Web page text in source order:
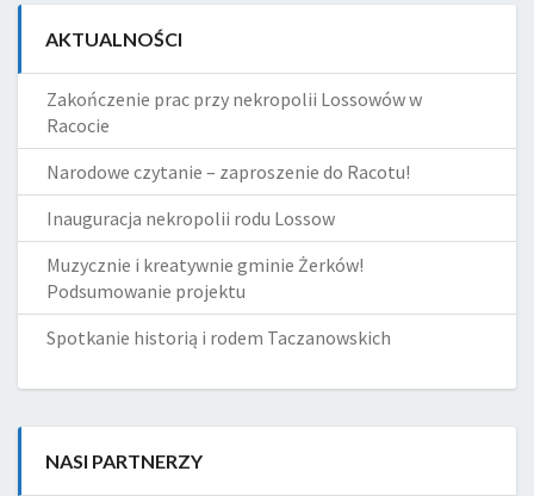
AKTUALNOŚCI
Zakończenie prac przy nekropolii Lossowów w
Racocie
Narodowe czytanie – zaproszenie do Racotu!
Inauguracja nekropolii rodu Lossow
Muzycznie i kreatywnie gminie Żerków!
Podsumowanie projektu
Spotkanie historią i rodem Taczanowskich
NASI PARTNERZY